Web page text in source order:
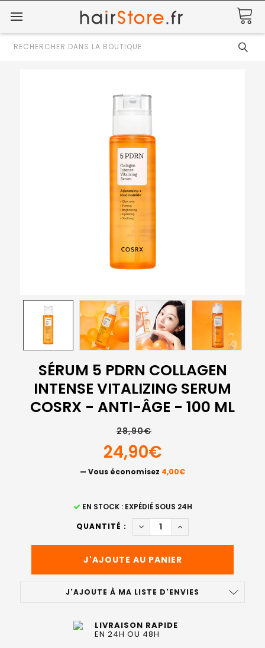
Rechercher
SÉRUM 5 PDRN COLLAGEN
INTENSE VITALIZING SERUM
COSRX - ANTI-ÂGE - 100 ML
28,90€
24,90€
— Vous économisez 4,00€
EN STOCK : EXPÉDIÉ SOUS 24H
QUANTITÉ :
DIMINUER LA QUANTITÉ DE
AUGMENTER LA
J'AJOUTE À MA LISTE D'ENVIES
LIVRAISON RAPIDE
EN 24H OU 48H